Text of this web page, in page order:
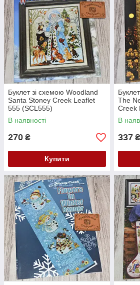
Буклет зі схемою Woodland
Santa Stoney Creek Leaflet
555 (SCL555)
В наявності
270 ₴
Купити
The
Creek
В
337 ₴